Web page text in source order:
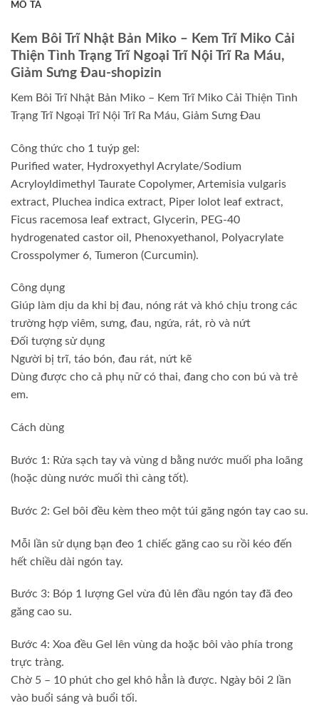
MÔ TẢ
Kem Bôi Trĩ Nhật Bản Miko – Kem Trĩ Miko Cải
Thiện Tình Trạng Trĩ Ngoại Trĩ Nội Trĩ Ra Máu,
Giảm Sưng Đau-shopizin
Kem Bôi Trĩ Nhật Bản Miko – Kem Trĩ Miko Cải Thiện Tình
Trạng Trĩ Ngoại Trĩ Nội Trĩ Ra Máu, Giảm Sưng Đau
Công thức cho 1 tuýp gel:
Purified water, Hydroxyethyl Acrylate/Sodium
Acryloyldimethyl Taurate Copolymer, Artemisia vulgaris
extract, Pluchea indica extract, Piper lolot leaf extract,
Ficus racemosa leaf extract, Glycerin, PEG-40
hydrogenated castor oil, Phenoxyethanol, Polyacrylate
Crosspolymer 6, Tumeron (Curcumin).
Công dụng
Giúp làm dịu da khi bị đau, nóng rát và khó chịu trong các
trường hợp viêm, sưng, đau, ngứa, rát, rò và nứt
Đối tượng sử dụng
Người bị trĩ, táo bón, đau rát, nứt kẽ
Dùng được cho cả phụ nữ có thai, đang cho con bú và trẻ
em.
Cách dùng
Bước 1: Rửa sạch tay và vùng d bằng nước muối pha loãng
(hoặc dùng nước muối thì càng tốt).
Bước 2: Gel bôi đều kèm theo một túi găng ngón tay cao su.
Mỗi lần sử dụng bạn đeo 1 chiếc găng cao su rồi kéo đến
hết chiều dài ngón tay.
Bước 3: Bóp 1 lượng Gel vừa đủ lên đầu ngón tay đã đeo
găng cao su.
Bước 4: Xoa đều Gel lên vùng da hoặc bôi vào phía trong
trực tràng.
Chờ 5 – 10 phút cho gel khô hẳn là được. Ngày bôi 2 lần
vào buổi sáng và buổi tối.